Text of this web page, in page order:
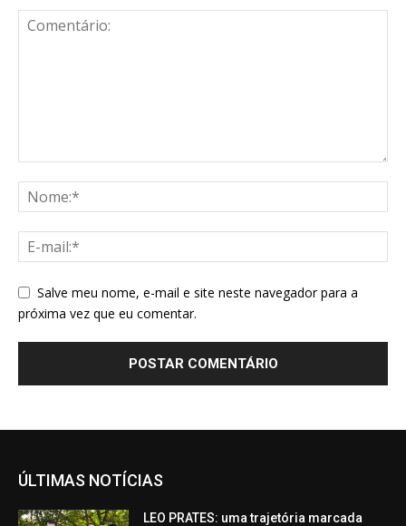
Salve meu nome, e-mail e site neste navegador para a
próxima vez que eu comentar.
ÚLTIMAS NOTÍCIAS
LEO PRATES: uma trajetória marcada